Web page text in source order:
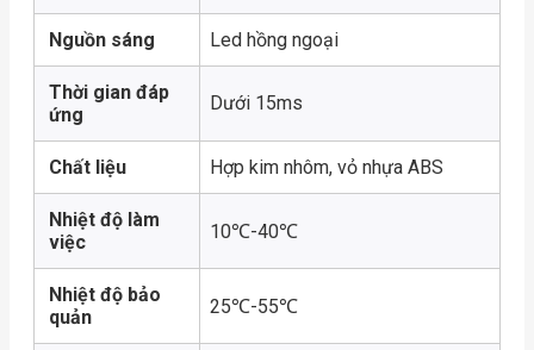
Nguồn sáng Led hồng ngoại
Thời gian đáp
ứng
Dưới 15ms
Chất liệu Hợp kim nhôm, vỏ nhựa ABS
Nhiệt độ làm
việc
10℃-40℃
Nhiệt độ bảo
quản
25℃-55℃